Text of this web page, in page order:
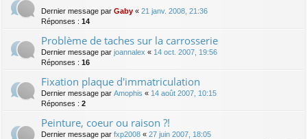
Dernier message par Gaby « 21 janv. 2008, 21:36
Réponses : 14
Problème de taches sur la carrosserie
Dernier message par joannalex « 14 oct. 2007, 19:56
Réponses : 16
Fixation plaque d'immatriculation
Dernier message par Amophis « 14 août 2007, 10:15
Réponses : 2
Peinture, coeur ou raison ?!
Dernier message par fxp2008 « 27 juin 2007, 18:05